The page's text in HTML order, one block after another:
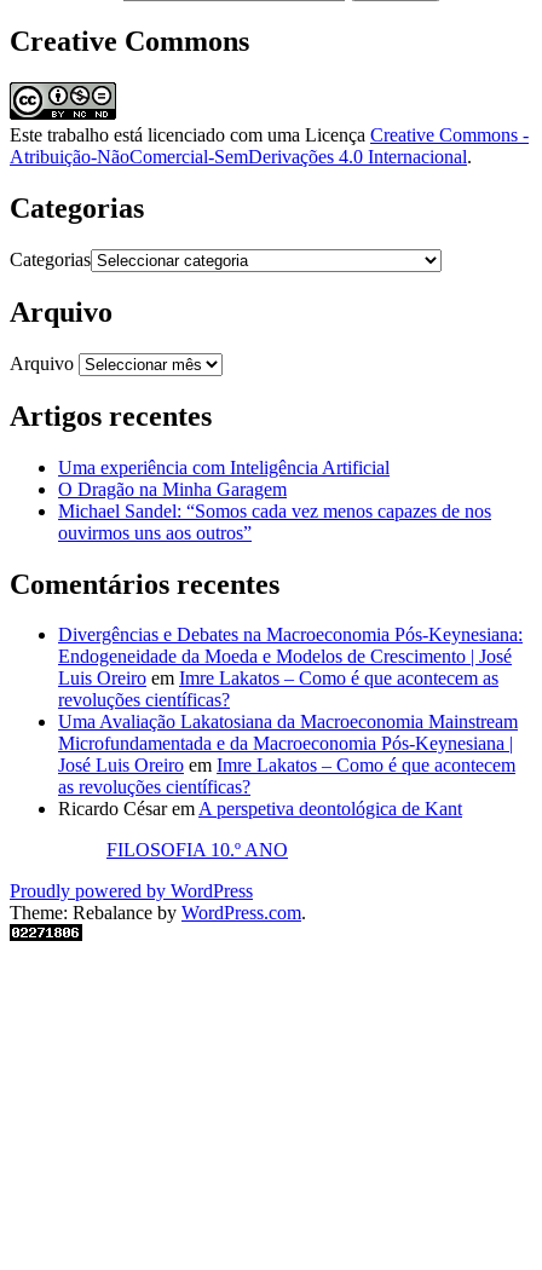
Creative Commons
Este trabalho está licenciado com uma Licença Creative Commons -
Atribuição-NãoComercial-SemDerivações 4.0 Internacional.
Categorias
Categorias
Arquivo
Arquivo
Artigos recentes
Uma experiência com Inteligência Artificial
O Dragão na Minha Garagem
Michael Sandel: “Somos cada vez menos capazes de nos
ouvirmos uns aos outros”
Comentários recentes
Divergências e Debates na Macroeconomia Pós-Keynesiana:
Endogeneidade da Moeda e Modelos de Crescimento | José
Luis Oreiro em Imre Lakatos – Como é que acontecem as
revoluções científicas?
Uma Avaliação Lakatosiana da Macroeconomia Mainstream
Microfundamentada e da Macroeconomia Pós-Keynesiana |
José Luis Oreiro em Imre Lakatos – Como é que acontecem
as revoluções científicas?
Ricardo CésaremA perspetiva deontológica de Kant
FILOSOFIA 10.º ANO
Proudly powered by WordPress
Theme: Rebalance by WordPress.com.